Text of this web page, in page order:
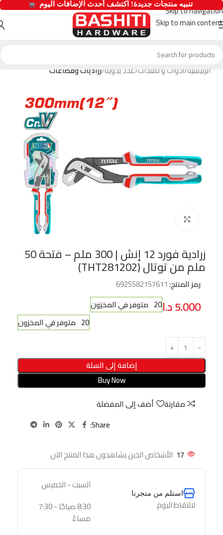
Skip to navigation
Skip to main content
الرئيسية أدوات و معدات عدد يدوية زراديات وقطاعات
زرادية فورد 12 إنش | 300 ملم – فتحة 50
ملم من توتال (THT281202)
رمز المنتج:6925582157611
5.000د.ا20 متوفر في المخزون
20 متوفر في المخزون
إضافة إلى السلة
Buy Now
مقارنة
أضف إلى المفضلة
Share:
17 الأشخاص الذين يشاهدون هذا المنتج الآن
استلم من متجرنا
لالتقاط اليوم
السبت - الخميس
8:30 صباحًا - 7:30
مساءً
  تنبيه منتجات جديدة! اكتشف أحدث الإضافات اليوم